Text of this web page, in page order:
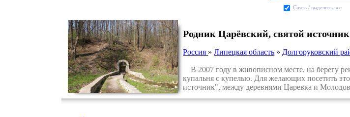
Cнять / выделить все
Родник Царёвский, святой
Россия »Липецкая область » Долгоруковский
В 2007 году в живописном месте, на берегу
купальня с купелью. Для желающих посетить
источник", между деревнями Царевка и